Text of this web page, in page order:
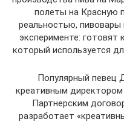
полеты на Красную
реальностью,
эксперименте: готовят
который используется
Популярный певец
креативным директором
Партнерским
разработает